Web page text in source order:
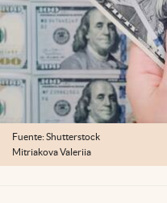
Fuente: Shutterstock
Mitriakova Valeriia